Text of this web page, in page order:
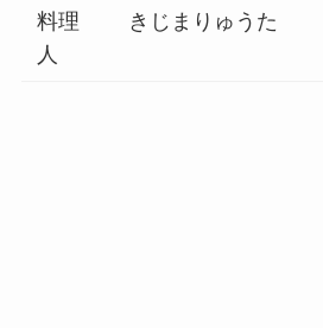
料理
人
きじまりゅうた